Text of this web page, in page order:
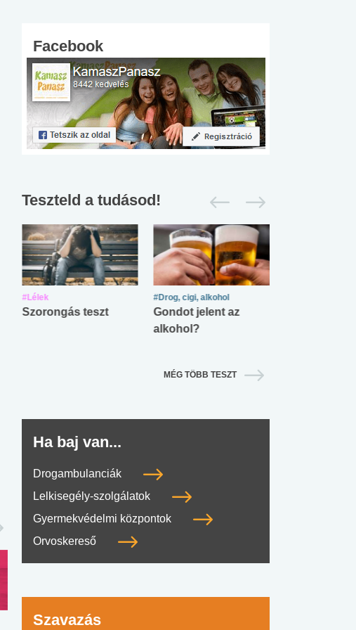
Facebook
Teszteld a tudásod!
#Lélek
Szorongás teszt
#Drog, cigi, alkohol
Gondot jelent az
alkohol?
MÉG TÖBB TESZT
Ha baj van...
Drogambulanciák
Lelkisegély-szolgálatok
Gyermekvédelmi központok
Orvoskereső
Szavazás